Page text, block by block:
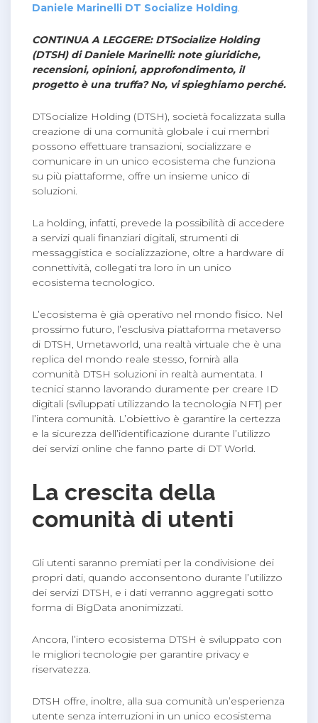
Daniele Marinelli DT Socialize Holding.
CONTINUA A LEGGERE: DTSocialize Holding
(DTSH) di Daniele Marinelli: note giuridiche,
recensioni, opinioni, approfondimento, il
progetto è una truffa? No, vi spieghiamo perché.
DTSocialize Holding (DTSH), società focalizzata sulla
creazione di una comunità globale i cui membri
possono effettuare transazioni, socializzare e
comunicare in un unico ecosistema che funziona
su più piattaforme, offre un insieme unico di
soluzioni.
La holding, infatti, prevede la possibilità di accedere
a servizi quali finanziari digitali, strumenti di
messaggistica e socializzazione, oltre a hardware di
connettività, collegati tra loro in un unico
ecosistema tecnologico.
L’ecosistema è già operativo nel mondo fisico. Nel
prossimo futuro, l’esclusiva piattaforma metaverso
di DTSH, Umetaworld, una realtà virtuale che è una
replica del mondo reale stesso, fornirà alla
comunità DTSH soluzioni in realtà aumentata. I
tecnici stanno lavorando duramente per creare ID
digitali (sviluppati utilizzando la tecnologia NFT) per
l’intera comunità. L’obiettivo è garantire la certezza
e la sicurezza dell’identificazione durante l’utilizzo
dei servizi online che fanno parte di DT World.
La crescita della
comunità di utenti
Gli utenti saranno premiati per la condivisione dei
propri dati, quando acconsentono durante l’utilizzo
dei servizi DTSH, e i dati verranno aggregati sotto
forma di BigData anonimizzati.
Ancora, l’intero ecosistema DTSH è sviluppato con
le migliori tecnologie per garantire privacy e
riservatezza.
DTSH offre, inoltre, alla sua comunità un’esperienza
utente senza interruzioni in un unico ecosistema